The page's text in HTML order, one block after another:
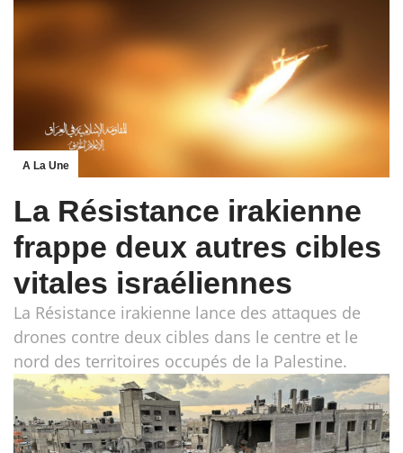
A La Une
La Résistance irakienne
frappe deux autres cibles
vitales israéliennes
La Résistance irakienne lance des attaques de
drones contre deux cibles dans le centre et le
nord des territoires occupés de la Palestine.